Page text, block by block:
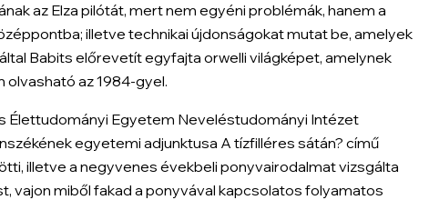
az Elza pilótát, mert nem egyéni problémák, hanem a
illetve technikai újdonságokat mutat be, amelyek
Babits előrevetít egyfajta orwelli világképet, amelynek
olvasható az1984-gyel.
Élettudományi Egyetem Neveléstudományi Intézet
egyetemi adjunktusa A tízfilléres sátán? című
illetve a negyvenes évekbeli ponyvairodalmat vizsgálta
vajon miből fakad a ponyvával kapcsolatos folyamatos